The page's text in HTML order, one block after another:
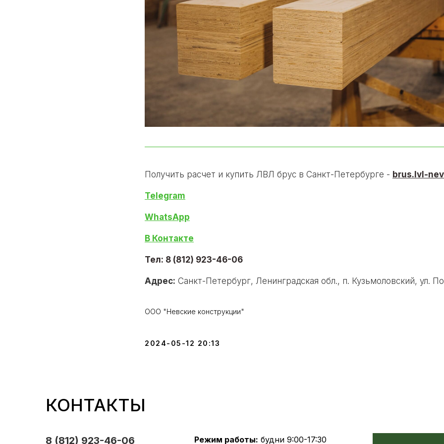
Получить расчет и купить ЛВЛ брус в Санкт-Петербурге - brus.lvl-
Telegram
WhatsApp
В Контакте
Тел: 8 (812) 923-46-06
Адрес: Санкт-Петербург, Ленинградская обл., п. Кузьмоловский, ул.
ООО "Невские конструкции"
2024-05-12 20:13
КОНТАКТЫ
8 (812) 923-46-06 Режим работы: будни 9:00-17:30